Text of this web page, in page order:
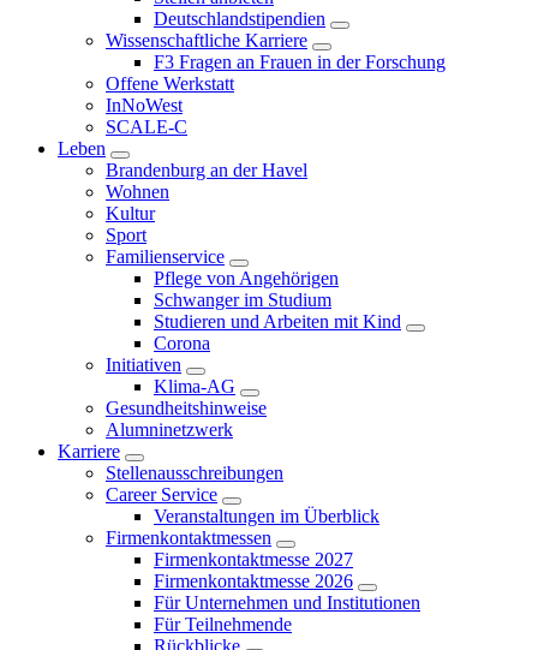
Deutschlandstipendien
Wissenschaftliche Karriere
F3 Fragen an Frauen in der Forschung
Offene Werkstatt
InNoWest
SCALE-C
Leben
Brandenburg an der Havel
Wohnen
Kultur
Sport
Familienservice
Pflege von Angehörigen
Schwanger im Studium
Studieren und Arbeiten mit Kind
Corona
Initiativen
Klima-AG
Gesundheitshinweise
Alumninetzwerk
Karriere
Stellenausschreibungen
Career Service
Veranstaltungen im Überblick
Firmenkontaktmessen
Firmenkontaktmesse 2027
Firmenkontaktmesse 2026
Für Unternehmen und Institutionen
Für Teilnehmende
Rückblicke